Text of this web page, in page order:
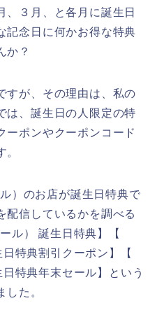
、３月、と各月に誕生日
記念日に何かお得な特典
か？
すが、その理由は、私の
は、誕生日の人限定の特
ーポンやクーポンコード
）のお店が誕生日特典で
配信しているかを調べる
ル） 誕生日特典】【
特典割引クーポン】【
特典年末セール】という
た。